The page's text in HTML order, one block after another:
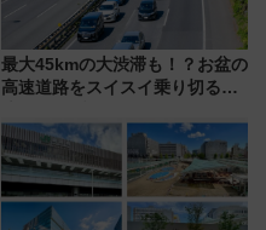
最大45kmの大渋滞も！？お盆の
高速道路をスイスイ乗り切る快